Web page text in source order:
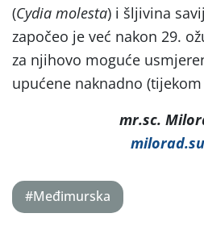
(Cydia molesta) i šljivina
započeo je već nakon 29.
za njihovo moguće
upućene naknadno
mr.sc.
#Međimurska